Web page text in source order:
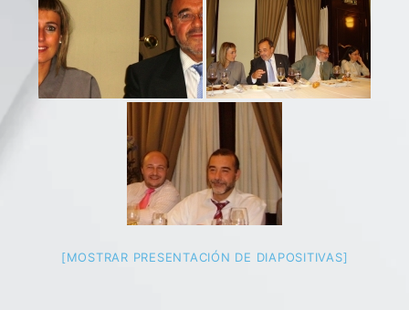
[MOSTRAR PRESENTACIÓN DE DIAPOSITIVAS]